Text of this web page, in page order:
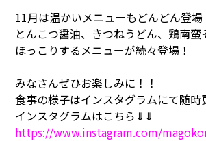
11月は温かいメニューもどんどん登場
とんこつ醤油、きつねうどん、鶏南蛮
ほっこりするメニューが続々登場！
みなさんぜひお楽しみに！！
食事の様子はインスタグラムにて随時
インスタグラムはこちら⇓⇓
https://www.instagram.com/